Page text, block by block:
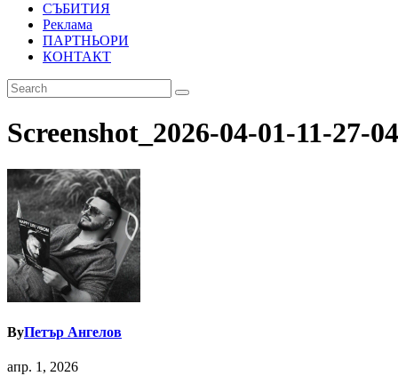
СЪБИТИЯ
Реклама
ПАРТНЬОРИ
КОНТАКТ
Screenshot_2026-04-01-11-27-
ByПетър Ангелов
апр. 1, 2026